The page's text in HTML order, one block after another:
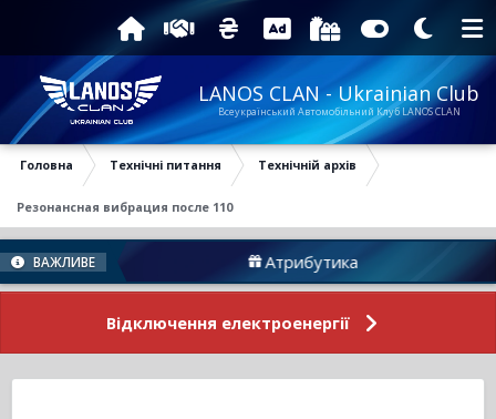
LANOS CLAN - Ukrainian Club
Всеукраїнський Автомобільний Клуб LANOS CLAN
Головна Технічні питання Технічній архів
Резонансная вибрация после 110
ВАЖЛИВЕ Атрибутика
Відключення електроенергії